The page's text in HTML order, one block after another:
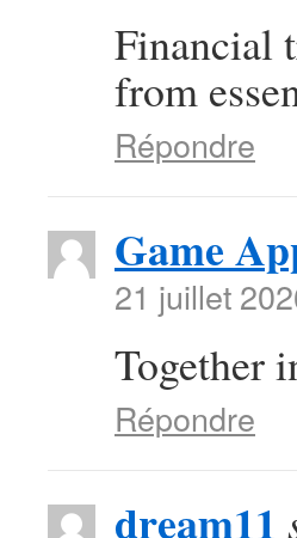
Financial
from
Répondre
Game
21 juillet
Together
Répondre
dream11